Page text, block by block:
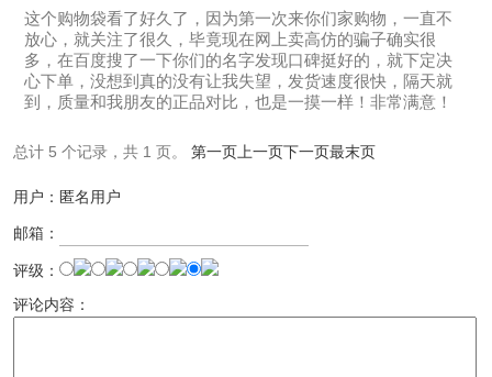
这个购物袋看了好久了，因为第一次来你们家购物，一直不
放心，就关注了很久，毕竟现在网上卖高仿的骗子确实很
多，在百度搜了一下你们的名字发现口碑挺好的，就下定决
心下单，没想到真的没有让我失望，发货速度很快，隔天就
到，质量和我朋友的正品对比，也是一摸一样！非常满意！
总计 5 个记录，共 1 页。 第一页 上一页下一页最末页
用户：匿名用户
邮箱：
评级：
评论内容：